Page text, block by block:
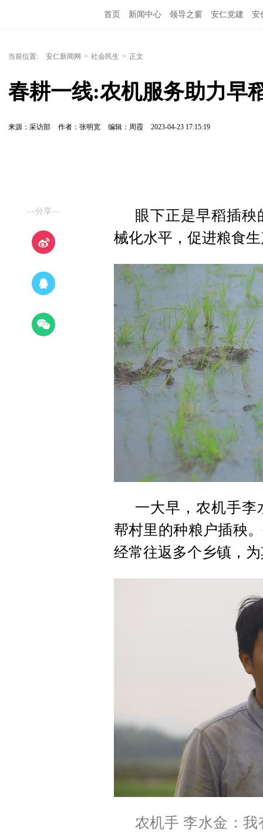
首页 新闻中心 领导之窗 安仁党建 安
当前位置: 安仁新闻网 > 社会民生 > 正文
春耕一线:农机服务助力早
来源：采访部 作者：张明宽 编辑：周霞 2023-04-23 17:15:19
—分享—
眼下正是早稻插
械化水平，促进粮食
一大早，农机手
帮村里的种粮户插秧
经常往返多个乡镇，
农机手 李水金：